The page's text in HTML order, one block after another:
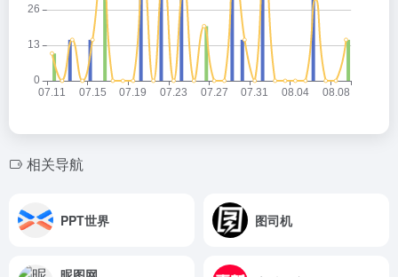
相关导航
PPT世界 图司机